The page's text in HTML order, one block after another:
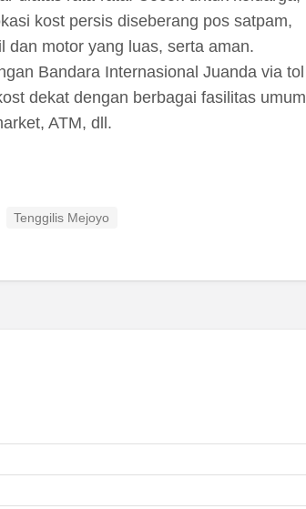
kost persis diseberang pos satpam,
dan motor yang luas, serta aman.
Bandara Internasional Juanda via tol
dekat dengan berbagai fasilitas umum
ATM, dll.
Tenggilis Mejoyo